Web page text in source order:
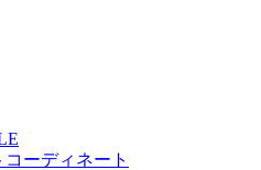
コーディネート